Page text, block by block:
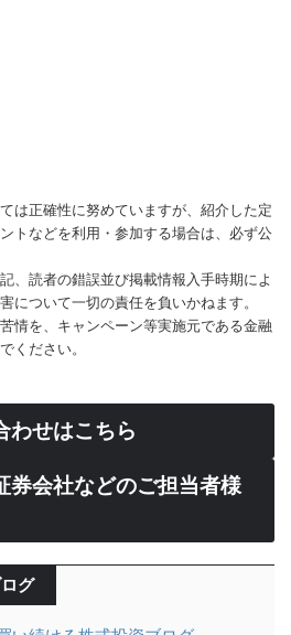
は正確性に努めていますが、紹介した定
トなどを利用・参加する場合は、必ず公
、読者の錯誤並び掲載情報入手時期によ
について一切の責任を負いかねます。
情を、キャンペーン等実施元である金融
ください。
わせはこちら
券会社などのご担当者様
グ